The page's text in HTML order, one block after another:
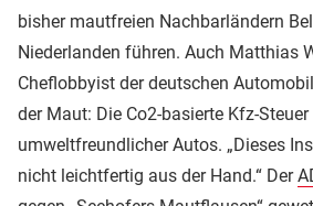
bisher mautfreien Nachbarländern
Niederlanden führen. Auch Matthias
Cheflobbyist der deutschen
der Maut: Die Co2-basierte Kfz-
umweltfreundlicher Autos. „Dieses
nicht leichtfertig aus der Hand.“ Der